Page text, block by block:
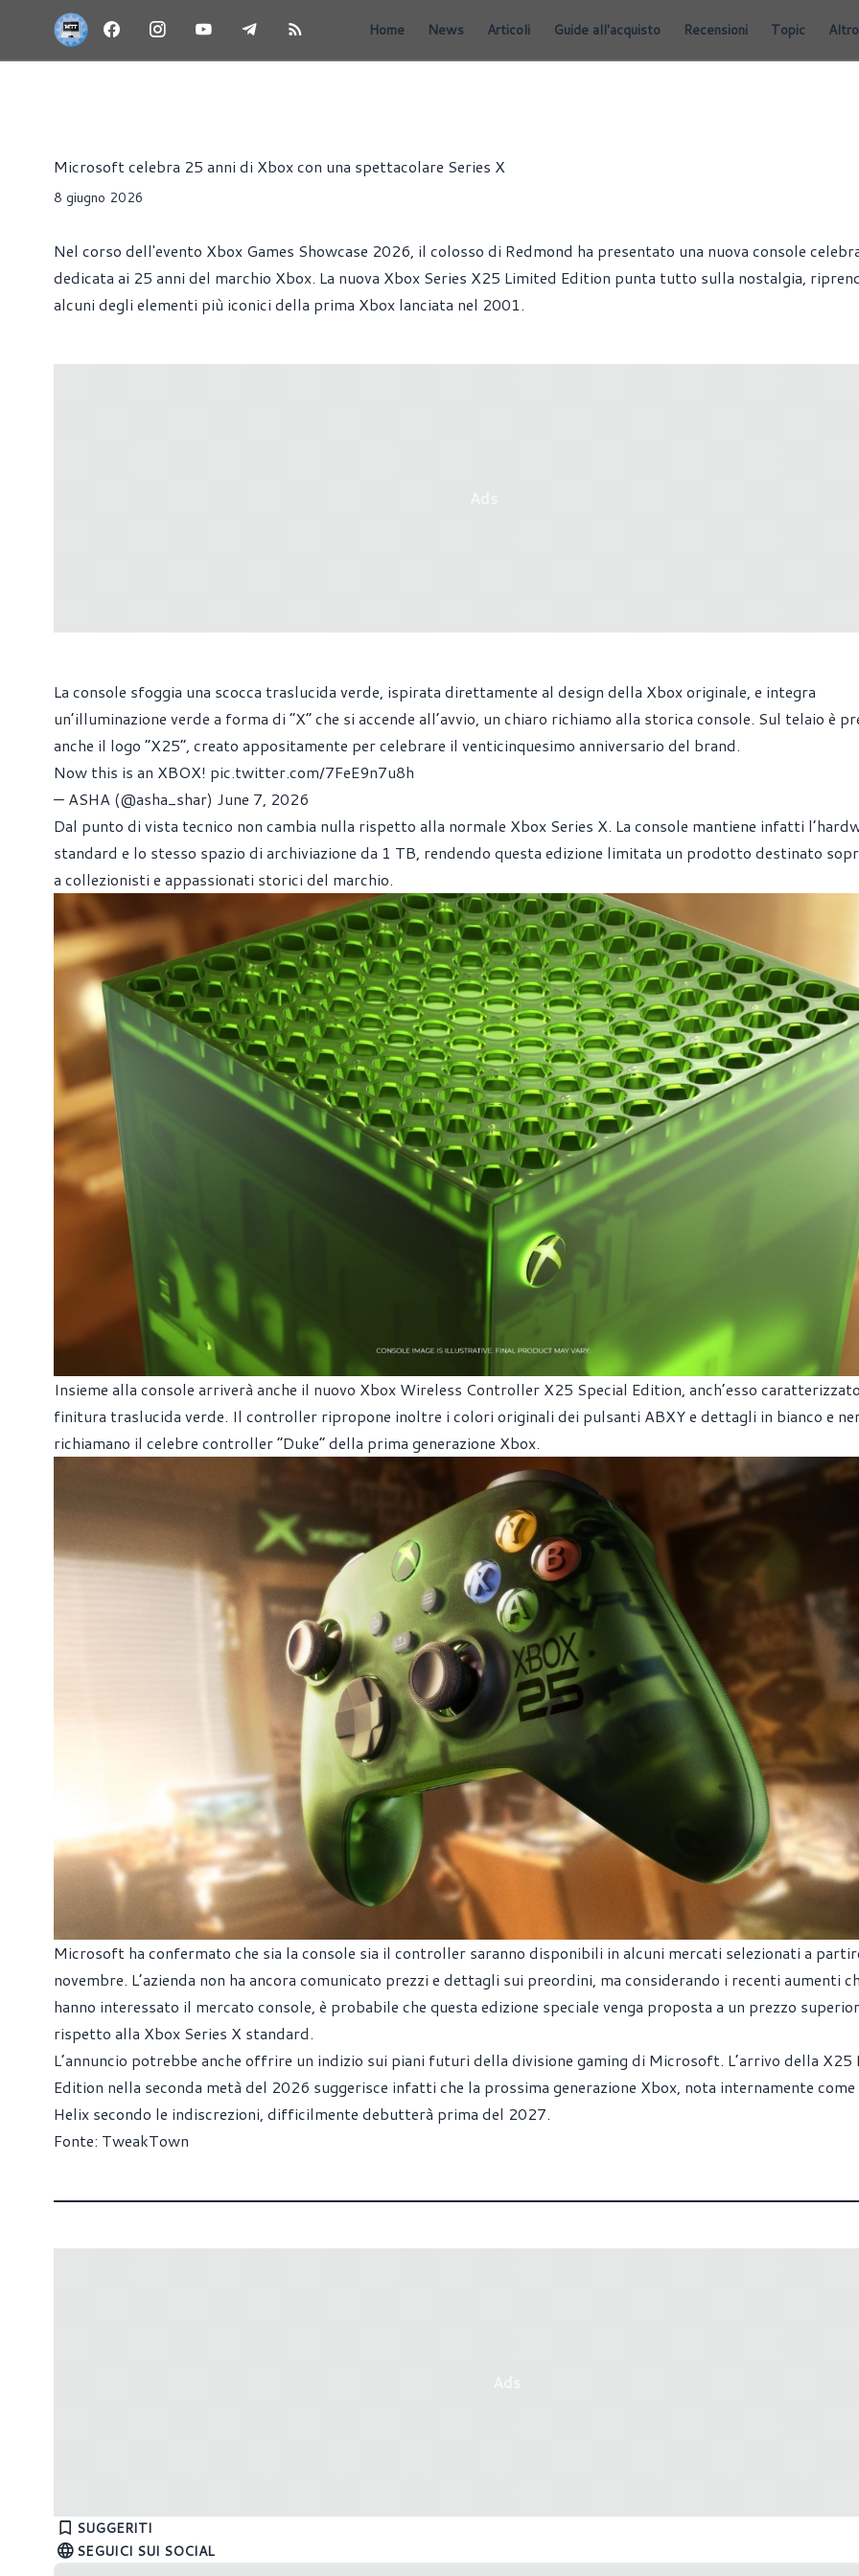
Home News Articoli Guide all'acquisto Recensioni Topic Altro
Microsoft celebra 25 anni di Xbox con una spettacolare Series X
8 giugno 2026
Nel corso dell'evento Xbox Games Showcase 2026, il colosso di Redmond ha presentato una nuova console
dedicata ai 25 anni del marchio Xbox. La nuova Xbox Series X25 Limited Edition punta tutto sulla nostalgia,
alcuni degli elementi più iconici della prima Xbox lanciata nel 2001.
La console sfoggia una scocca traslucida verde, ispirata direttamente al design della Xbox originale, e integra
un’illuminazione verde a forma di “X” che si accende all’avvio, un chiaro richiamo alla storica console. Sul telaio è
anche il logo “X25”, creato appositamente per celebrare il venticinquesimo anniversario del brand.
Now this is an XBOX! pic.twitter.com/7FeE9n7u8h
— ASHA (@asha_shar) June 7, 2026
Dal punto di vista tecnico non cambia nulla rispetto alla normale Xbox Series X. La console mantiene infatti
standard e lo stesso spazio di archiviazione da 1 TB, rendendo questa edizione limitata un prodotto destinato
a collezionisti e appassionati storici del marchio.
Insieme alla console arriverà anche il nuovo Xbox Wireless Controller X25 Special Edition, anch’esso
finitura traslucida verde. Il controller ripropone inoltre i colori originali dei pulsanti ABXY e dettagli in bianco e
richiamano il celebre controller “Duke” della prima generazione Xbox.
Microsoft ha confermato che sia la console sia il controller saranno disponibili in alcuni mercati selezionati a
novembre. L’azienda non ha ancora comunicato prezzi e dettagli sui preordini, ma considerando i recenti aumenti
hanno interessato il mercato console, è probabile che questa edizione speciale venga proposta a un prezzo
rispetto alla Xbox Series X standard.
L’annuncio potrebbe anche offrire un indizio sui piani futuri della divisione gaming di Microsoft. L’arrivo della X25
Edition nella seconda metà del 2026 suggerisce infatti che la prossima generazione Xbox, nota internamente
Helix secondo le indiscrezioni, difficilmente debutterà prima del 2027.
Fonte: TweakTown
SUGGERITI
più imminente
spaventano i gamers: Steam Deck
OLED
SEGUICI SUI SOCIAL